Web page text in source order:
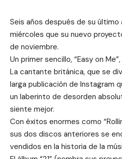
Seis años después de su último
miércoles que su nuevo
de noviembre.
Un primer sencillo, “Easy on
La cantante británica, que se
larga publicación de Instagram
un laberinto de desorden
siente mejor.
Con éxitos enormes como
sus dos discos anteriores se
vendidos en la historia de la